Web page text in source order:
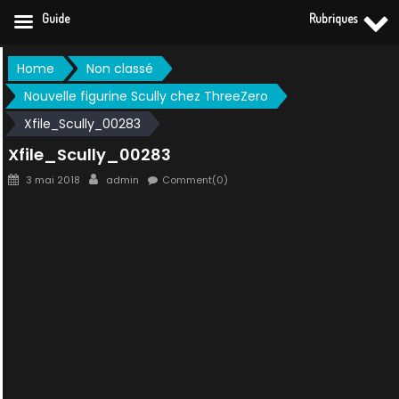
Skip
to
content
Home
Non classé
Nouvelle figurine Scully chez ThreeZero
Xfile_Scully_00283
Xfile_Scully_00283
Posted
3 mai 2018 Author
admin Comment(0)
Guide Rubriques